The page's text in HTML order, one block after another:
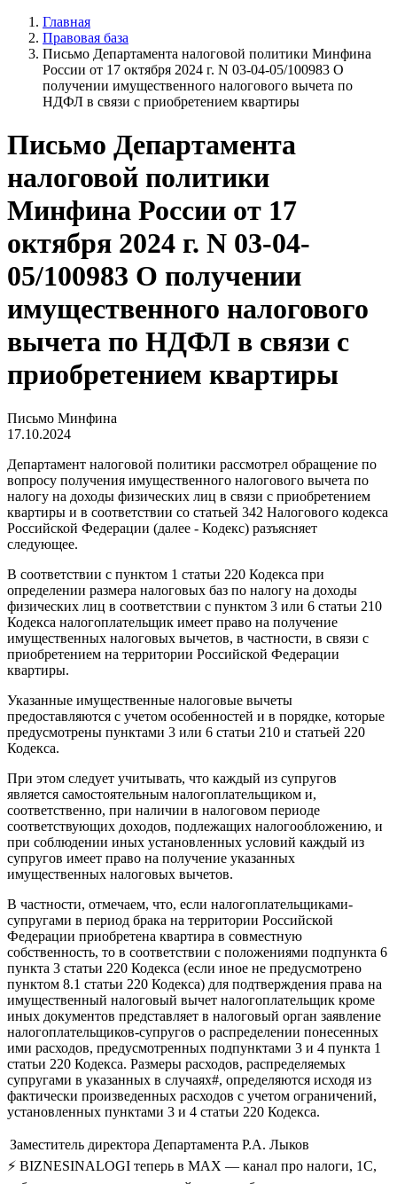
Главная
Правовая база
Письмо Департамента налоговой политики Минфина
России от 17 октября 2024 г. N 03-04-05/100983 О
получении имущественного налогового вычета по
НДФЛ в связи с приобретением квартиры
Письмо Департамента
налоговой политики
Минфина России от 17
октября 2024 г. N 03-04-
05/100983 О получении
имущественного налогового
вычета по НДФЛ в связи с
приобретением квартиры
Письмо Минфина
17.10.2024
Департамент налоговой политики рассмотрел обращение по
вопросу получения имущественного налогового вычета по
налогу на доходы физических лиц в связи с приобретением
квартиры и в соответствии со статьей 342 Налогового кодекса
Российской Федерации (далее - Кодекс) разъясняет
следующее.
В соответствии с пунктом 1 статьи 220 Кодекса при
определении размера налоговых баз по налогу на доходы
физических лиц в соответствии с пунктом 3 или 6 статьи 210
Кодекса налогоплательщик имеет право на получение
имущественных налоговых вычетов, в частности, в связи с
приобретением на территории Российской Федерации
квартиры.
Указанные имущественные налоговые вычеты
предоставляются с учетом особенностей и в порядке, которые
предусмотрены пунктами 3 или 6 статьи 210 и статьей 220
Кодекса.
При этом следует учитывать, что каждый из супругов
является самостоятельным налогоплательщиком и,
соответственно, при наличии в налоговом периоде
соответствующих доходов, подлежащих налогообложению, и
при соблюдении иных установленных условий каждый из
супругов имеет право на получение указанных
имущественных налоговых вычетов.
В частности, отмечаем, что, если налогоплательщиками-
супругами в период брака на территории Российской
Федерации приобретена квартира в совместную
собственность, то в соответствии с положениями подпункта 6
пункта 3 статьи 220 Кодекса (если иное не предусмотрено
пунктом 8.1 статьи 220 Кодекса) для подтверждения права на
имущественный налоговый вычет налогоплательщик кроме
иных документов представляет в налоговый орган заявление
налогоплательщиков-супругов о распределении понесенных
ими расходов, предусмотренных подпунктами 3 и 4 пункта 1
статьи 220 Кодекса. Размеры расходов, распределяемых
супругами в указанных в случаях#, определяются исходя из
фактически произведенных расходов с учетом ограничений,
установленных пунктами 3 и 4 статьи 220 Кодекса.
Заместитель директора Департамента Р.А. Лыков
⚡ BIZNESINALOGI теперь в MAX — канал про налоги, 1С,